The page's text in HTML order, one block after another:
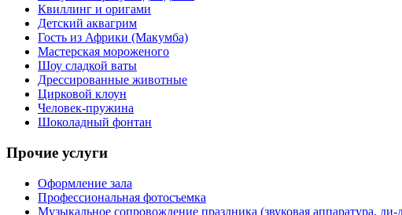
Квиллинг и оригами
Детский аквагрим
Гость из Африки (Макумба)
Мастерская мороженого
Шоу сладкой ваты
Дрессированные животные
Цирковой клоун
Человек-пружина
Шоколадный фонтан
Прочие услуги
Оформление зала
Профессиональная фотосъемка
Музыкальное сопровождение праздника (звуковая аппаратура,